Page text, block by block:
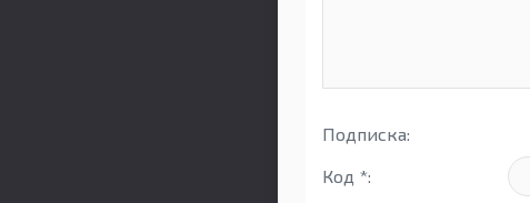
Подписка:
Код *: